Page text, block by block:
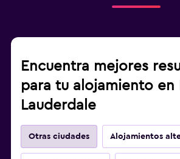
Encuentra mejores
para tu alojamiento en
Lauderdale
Otras ciudades Alojamientos